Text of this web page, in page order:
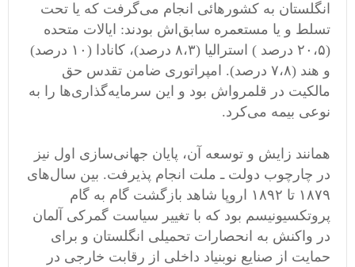
انگلستان به کشورهائی انجام می‌گرفت که یا تحت
تسلط و یا مستعمره سابق‌اش بودند: ایالات متحده
(۲۰،۵ درصد ) استرالیا (۸،۳ درصد)، کانادا (۱۰ درصد)
و هند (۷،۸ درصد). امپراتوری ضامن تقدس حق
مالکیت در قلمرواش بود و این سرمایه‌گذاری‌ها را به
نوعی بیمه می‌کرد.
همانند زایش و توسعه آن، پایان جهانی‌سازی اول نیز
در چارچوب دولت ـ ملت انجام پذیرفت. بین سال‌های
۱۸۷۹ تا ۱۸۹۲ اروپا شاهد بازگشت گام به گام
پروتکسیونیسم بود که با تغییر سیاست گمرکی آلمان
در واکنش به انحصارات تحمیلی انگلستان و برای
حمایت از صنایع نوبنیاد داخلی از رقابت خارجی در